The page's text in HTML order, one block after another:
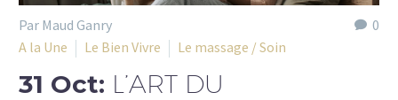
0
Par Maud Ganry
A la Une
Le Bien Vivre Le massage / Soin
31 Oct: L’ART DU